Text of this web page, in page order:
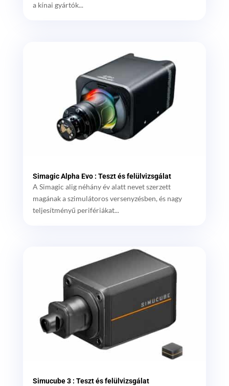
a kínai gyártók...
Simagic Alpha Evo : Teszt és felülvizsgálat
A Simagic alig néhány év alatt nevet szerzett
magának a szimulátoros versenyzésben, és nagy
teljesítményű perifériákat...
Simucube 3 : Teszt és felülvizsgálat